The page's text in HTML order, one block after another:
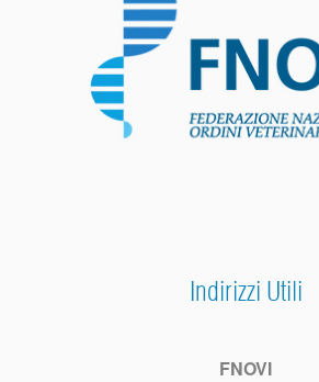
Indirizzi Utili
FNOVI